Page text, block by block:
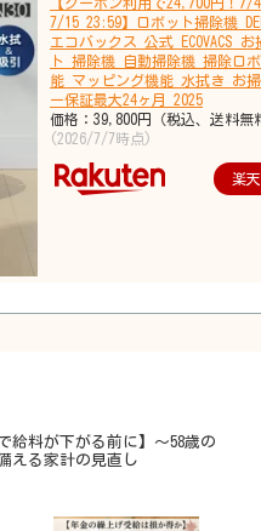
【クーポン利用で24,700円！7/
7/15 23:59】ロボット掃除機
エコバックス 公式 ECOVACS
ト 掃除機 自動掃除機 掃除ロ
能 マッピング機能 水拭き お
ー保証最大24ヶ月 2025
価格：39,800円（税込、送料無
(2026/7/7時点)
楽
給料が下がる前に】～58歳の
える家計の見直し